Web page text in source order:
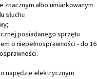
znacznym albo umiarkowanym
słuchu
posiadanego sprzętu
o niepełnosprawności - do 16
napędzie elektrycznym